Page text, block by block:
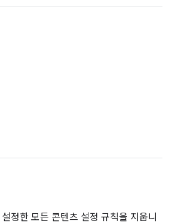
정한 모든 콘텐츠 설정 규칙을 지웁니